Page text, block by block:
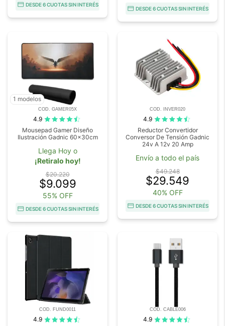
DESDE 6 CUOTAS SIN INTERÉS
DESDE 6 CUOTAS SIN INTERÉS
1 modelos
COD. GAMER05X
4.9
Mousepad Gamer Diseño
Ilustración Gadnic 60x30cm
Llega Hoy o
¡Retiralo hoy!
$20.220
$9.099
55% OFF
DESDE 6 CUOTAS SIN INTERÉS
COD. INVER020
4.9
Reductor Convertidor
Conversor De Tensión Gadnic
24v A 12v 20 Amp
Envío a todo el país
$49.248
$29.549
40% OFF
DESDE 6 CUOTAS SIN INTERÉS
COD. FUND0011
4.9
COD. CABLE006
4.9